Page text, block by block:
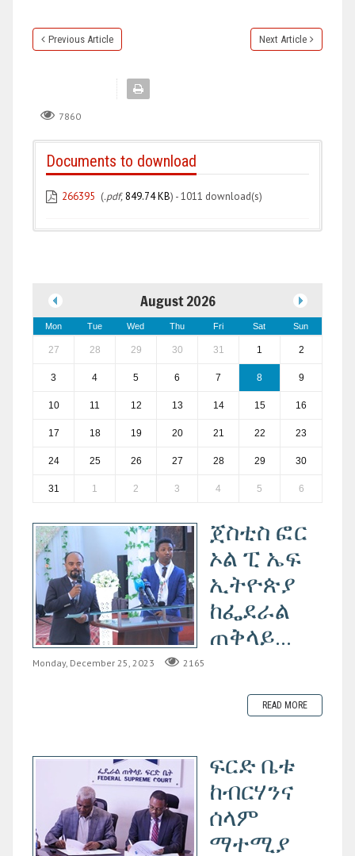
Previous Article Next Article
7860
Documents to download
266395 (.pdf, 849.74 KB) - 1011 download(s)
August 2026
Mon Tue Wed Thu Fri Sat Sun
27 28 29 30 31 1 2
3 4 5 6 7 8 9
10 11 12 13 14 15 16
17 18 19 20 21 22 23
24 25 26 27 28 29 30
31 1 2 3 4 5 6
ጀስቲስ ፎር
ኦል ፒ ኤፍ
ኢትዮጵያ
ከፌደራል
ጠቅላይ...
Monday, December 25, 2023 2165
READ MORE
ፍርድ ቤቱ
ከብርሃንና
ሰላም
ማተሚያ